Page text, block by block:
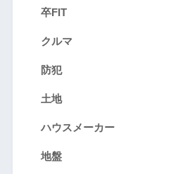
卒FIT
クルマ
防犯
土地
ハウスメーカー
地盤